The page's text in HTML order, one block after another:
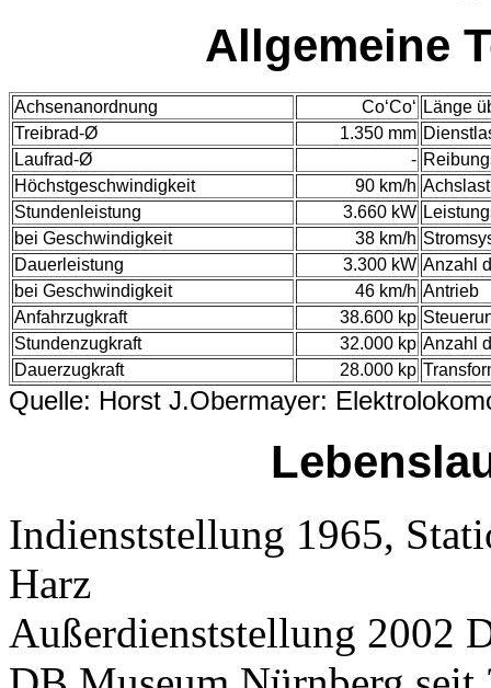
Allgemeine
Achsenanordnung Co‘Co‘ Länge
Treibrad-Ø
1.350 mm
Laufrad-Ø
-
Höchstgeschwindigkeit
90 km/h
Stundenleistung
3.660 kW
bei Geschwindigkeit
38 km/h
Dauerleistung
3.300 kW Anzahl
bei Geschwindigkeit
46 km/h Antrieb
Anfahrzugkraft
38.600 kp
Stundenzugkraft
32.000 kp Anzahl
Dauerzugkraft
28.000 kp
Quelle: Horst J.Obermayer:
Indienststellung 1965,
Harz
Außerdienststellung 2002